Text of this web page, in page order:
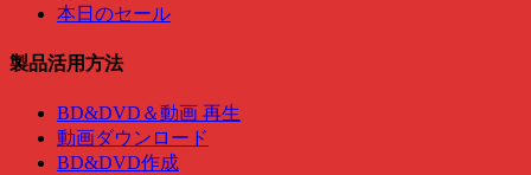
本日のセール
製品活用方法
BD&DVD＆動画 再生
動画ダウンロード
BD&DVD作成